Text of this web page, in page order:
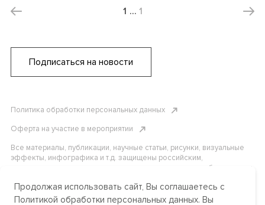
1 … 1
Подписаться на новости
Политика обработки персональных данных
Оферта на участие в мероприятии
Все материалы, публикации, научные статьи, рисунки, визуальные
эффекты, инфографика и т.д. защищены российским,
американским и международным законодательством об авторском
материалов без письменного разрешения АНО «Центр
международных и сравнительно-правовых исследований» или
Продолжая использовать сайт, Вы соглашаетесь с
Политикой обработки персональных данных. Вы